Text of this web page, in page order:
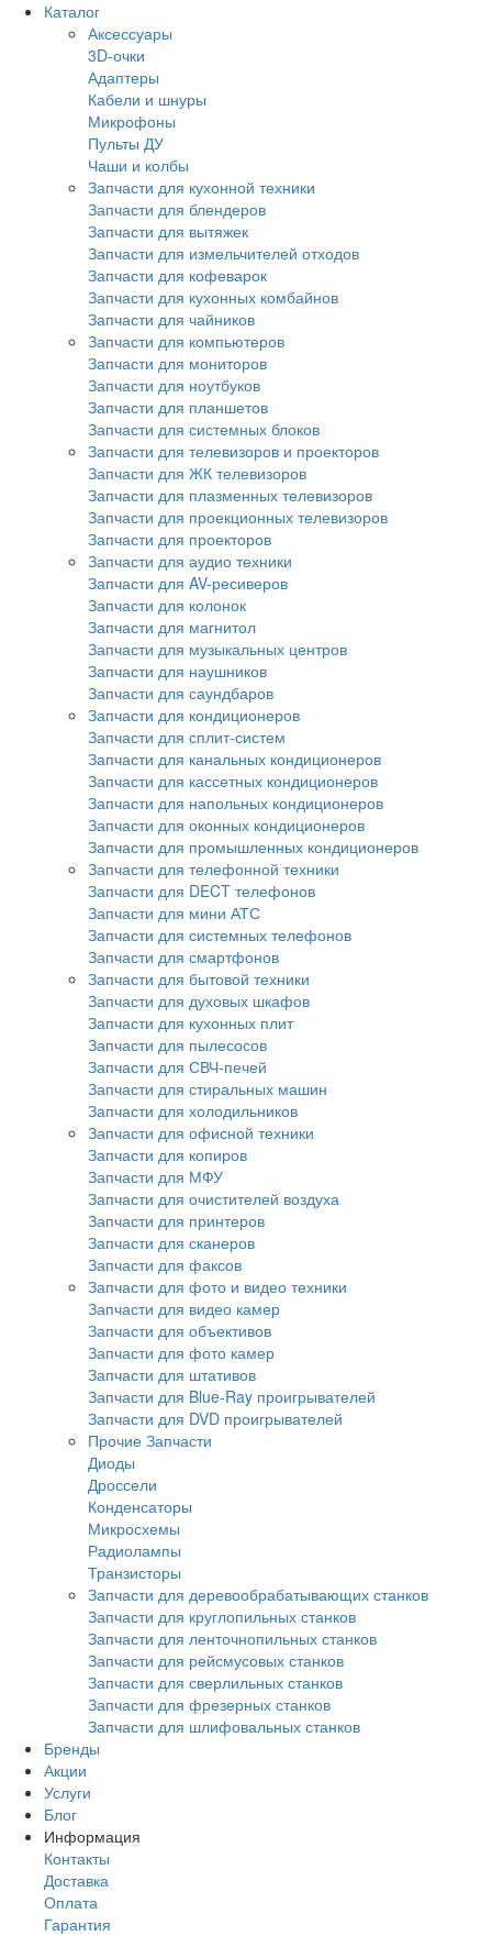
Каталог
Аксессуары
3D-очки
Адаптеры
Кабели и шнуры
Микрофоны
Пульты ДУ
Чаши и колбы
Запчасти для кухонной техники
Запчасти для блендеров
Запчасти для вытяжек
Запчасти для измельчителей отходов
Запчасти для кофеварок
Запчасти для кухонных комбайнов
Запчасти для чайников
Запчасти для компьютеров
Запчасти для мониторов
Запчасти для ноутбуков
Запчасти для планшетов
Запчасти для системных блоков
Запчасти для телевизоров и проекторов
Запчасти для ЖК телевизоров
Запчасти для плазменных телевизоров
Запчасти для проекционных телевизоров
Запчасти для проекторов
Запчасти для аудио техники
Запчасти для AV-ресиверов
Запчасти для колонок
Запчасти для магнитол
Запчасти для музыкальных центров
Запчасти для наушников
Запчасти для саундбаров
Запчасти для кондиционеров
Запчасти для сплит-систем
Запчасти для канальных кондиционеров
Запчасти для кассетных кондиционеров
Запчасти для напольных кондиционеров
Запчасти для оконных кондиционеров
Запчасти для промышленных кондиционеров
Запчасти для телефонной техники
Запчасти для DECT телефонов
Запчасти для мини АТС
Запчасти для системных телефонов
Запчасти для смартфонов
Запчасти для бытовой техники
Запчасти для духовых шкафов
Запчасти для кухонных плит
Запчасти для пылесосов
Запчасти для СВЧ-печей
Запчасти для стиральных машин
Запчасти для холодильников
Запчасти для офисной техники
Запчасти для копиров
Запчасти для МФУ
Запчасти для очистителей воздуха
Запчасти для принтеров
Запчасти для сканеров
Запчасти для факсов
Запчасти для фото и видео техники
Запчасти для видео камер
Запчасти для объективов
Запчасти для фото камер
Запчасти для штативов
Запчасти для Blue-Ray проигрывателей
Запчасти для DVD проигрывателей
Прочие Запчасти
Диоды
Дроссели
Конденсаторы
Микросхемы
Радиолампы
Транзисторы
Запчасти для деревообрабатывающих станков
Запчасти для круглопильных станков
Запчасти для ленточнопильных станков
Запчасти для рейсмусовых станков
Запчасти для сверлильных станков
Запчасти для фрезерных станков
Запчасти для шлифовальных станков
Бренды
Акции
Услуги
Блог
Информация
Контакты
Доставка
Оплата
Гарантия